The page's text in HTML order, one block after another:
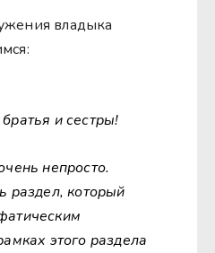
владыка
и сестры!
непросто.
раздел, который
этого раздела